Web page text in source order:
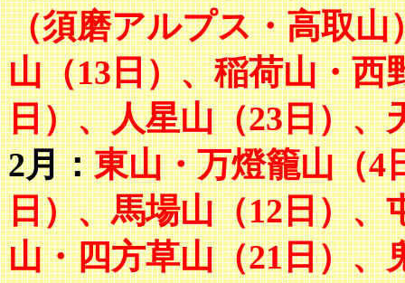
（須磨アルプス・高取山
山（13日）、稲荷山・西
日）、人星山（23日）、
2月：東山・万燈籠山（4
日）、馬場山（12日）、
山・四方草山（21日）、